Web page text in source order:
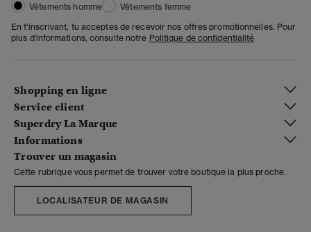
Vêtements homme
Vêtements femme
En t'inscrivant, tu acceptes de recevoir nos offres promotionnelles. Pour
plus d'informations, consulte notre Politique de confidentialité
Shopping en ligne
Service client
Superdry La Marque
Informations
Trouver un magasin
Cette rubrique vous permet de trouver votre boutique la plus proche.
LOCALISATEUR DE MAGASIN